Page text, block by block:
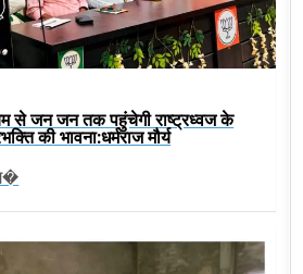
से जन जन तक पहुंचेगी राष्ट्रध्वज के
की भावना:धर्मराज मौर्य